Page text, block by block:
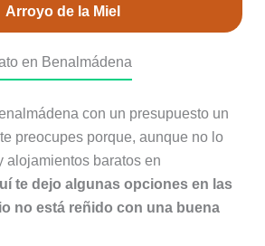
Arroyo de la Miel
en Benalmádena
con un presupuesto un
preocupes porque, aunque no lo
alojamientos baratos en
te dejo algunas opciones en las
no está reñido con una buena